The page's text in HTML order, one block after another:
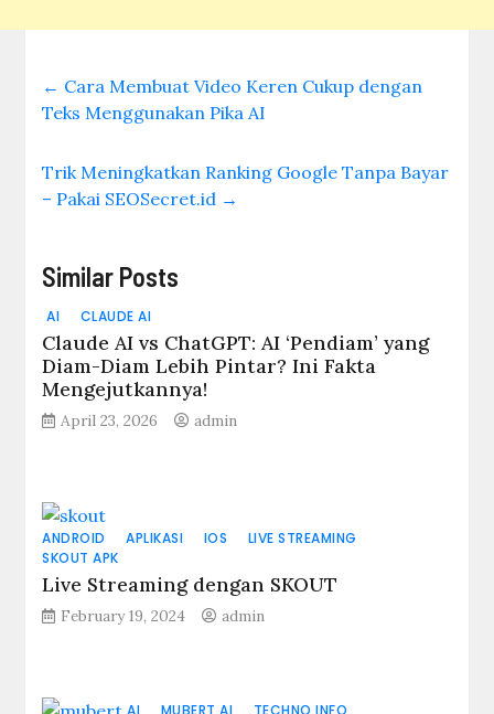
← Cara Membuat Video Keren Cukup dengan
Teks Menggunakan Pika AI
Trik Meningkatkan Ranking Google Tanpa Bayar
– Pakai SEOSecret.id →
Similar Posts
AI CLAUDE AI
Claude AI vs ChatGPT: AI ‘Pendiam’ yang
Diam-Diam Lebih Pintar? Ini Fakta
Mengejutkannya!
April 23, 2026 admin
ANDROID APLIKASI IOS
LIVE STREAMING
SKOUT APK
Live Streaming dengan SKOUT
February 19, 2024 admin
AI MUBERT AI TECHNO INFO